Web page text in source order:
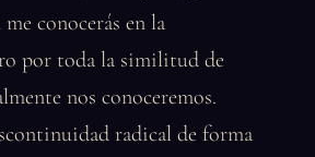
conocerás en la
por toda la similitud de
nos conoceremos.
radical de forma